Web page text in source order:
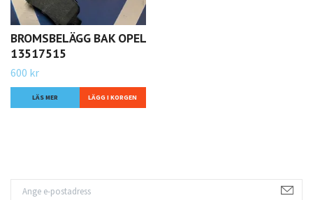
BROMSBELÄGG BAK OPEL
13517515
600 kr
LÄS MER